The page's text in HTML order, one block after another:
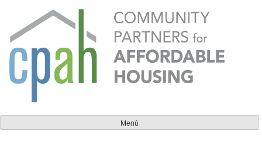
contenido
Socios comunitarios para la vivienda asequible
Todos deberían tener un lugar al que puedan llamar
Menú